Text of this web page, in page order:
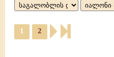
მგალობელთა
1 2